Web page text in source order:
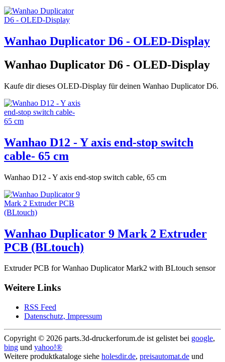
Wanhao Duplicator D6 - OLED-Display
Wanhao Duplicator D6 - OLED-Display
Kaufe dir dieses OLED-Display für deinen Wanhao Duplicator D6.
Wanhao D12 - Y axis end-stop switch
cable- 65 cm
Wanhao D12 - Y axis end-stop switch cable, 65 cm
Wanhao Duplicator 9 Mark 2 Extruder
PCB (BLtouch)
Extruder PCB for Wanhao Duplicator Mark2 with BLtouch sensor
Weitere Links
RSS Feed
Datenschutz, Impressum
Copyright © 2026 parts.3d-druckerforum.de ist gelistet bei google,
bing und yahoo!®
Weitere produktkataloge siehe holesdir.de, preisautomat.de und